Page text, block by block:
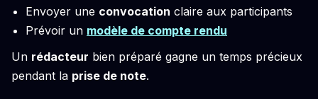
Envoyer une convocation claire aux participants
Prévoir un modèle de compte rendu
Un rédacteur bien préparé gagne un temps précieux
pendant la prise de note.